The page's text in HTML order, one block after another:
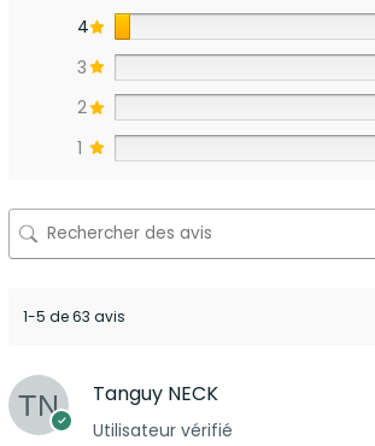
4
3
2
1
1-5 de 63 avis
Tanguy NECK
Utilisateur vérifié